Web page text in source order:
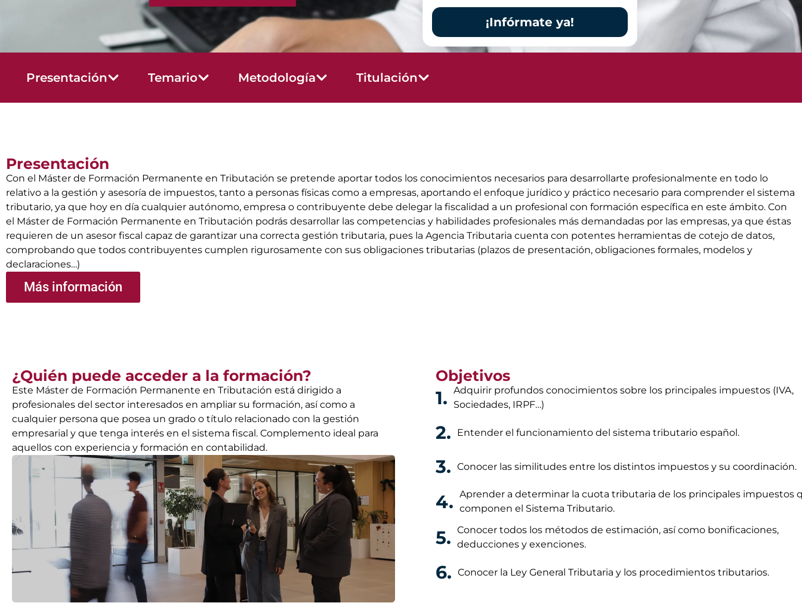
¡Infórmate ya!
Presentación Temario Metodología Titulación
Presentación
Con el Máster de Formación Permanente en Tributación se pretende aportar todos los conocimientos necesarios para desarrollarte profesionalmente en todo lo
relativo a la gestión y asesoría de impuestos, tanto a personas físicas como a empresas, aportando el enfoque jurídico y práctico necesario para comprender el sistema
tributario, ya que hoy en día cualquier autónomo, empresa o contribuyente debe delegar la fiscalidad a un profesional con formación específica en este ámbito. Con
el Máster de Formación Permanente en Tributación podrás desarrollar las competencias y habilidades profesionales más demandadas por las empresas, ya que éstas
requieren de un asesor fiscal capaz de garantizar una correcta gestión tributaria, pues la Agencia Tributaria cuenta con potentes herramientas de cotejo de datos,
comprobando que todos contribuyentes cumplen rigurosamente con sus obligaciones tributarias (plazos de presentación, obligaciones formales, modelos y
declaraciones…)
Más información
¿Quién puede acceder a la formación?
Este Máster de Formación Permanente en Tributación está dirigido a
profesionales del sector interesados en ampliar su formación, así como a
cualquier persona que posea un grado o título relacionado con la gestión
empresarial y que tenga interés en el sistema fiscal. Complemento ideal para
aquellos con experiencia y formación en contabilidad.
Objetivos
1. Adquirir profundos conocimientos sobre los principales impuestos (IVA,
Sociedades, IRPF…)
2. Entender el funcionamiento del sistema tributario español.
3. Conocer las similitudes entre los distintos impuestos y su coordinación.
4. Aprender a determinar la cuota tributaria de los principales impuestos
componen el Sistema Tributario.
5. Conocer todos los métodos de estimación, así como bonificaciones,
deducciones y exenciones.
6. Conocer la Ley General Tributaria y los procedimientos tributarios.